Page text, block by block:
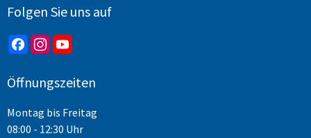
Folgen Sie uns auf
Öffnungszeiten
Montag bis Freitag
08:00 - 12:30 Uhr